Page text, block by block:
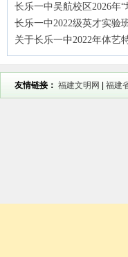
长乐一中吴航校区2026年
长乐一中2022级英才实验
关于长乐一中2022年体艺
友情链接： 福建文明网 福建